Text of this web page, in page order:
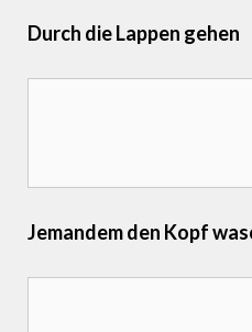
Durch die Lappen gehen
Jemandem den Kopf